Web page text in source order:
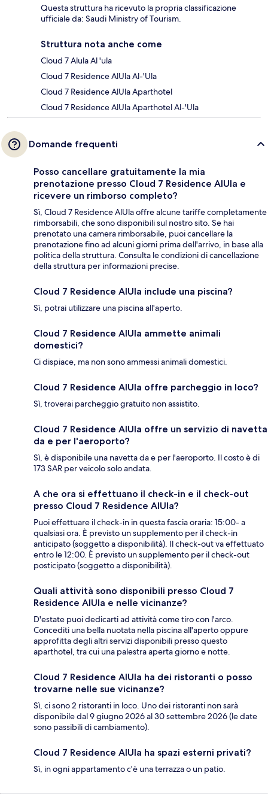
Questa struttura ha ricevuto la propria classificazione
ufficiale da: Saudi Ministry of Tourism.
Struttura nota anche come
Cloud 7 Alula Al 'ula
Cloud 7 Residence AlUla Al-'Ula
Cloud 7 Residence AlUla Aparthotel
Cloud 7 Residence AlUla Aparthotel Al-'Ula
Domande frequenti
Posso cancellare gratuitamente la mia
prenotazione presso Cloud 7 Residence AlUla e
ricevere un rimborso completo?
Sì, Cloud 7 Residence AlUla offre alcune tariffe completamente
rimborsabili, che sono disponibili sul nostro sito. Se hai
prenotato una camera rimborsabile, puoi cancellare la
prenotazione fino ad alcuni giorni prima dell'arrivo, in base alla
politica della struttura. Consulta le condizioni di cancellazione
della struttura per informazioni precise.
Cloud 7 Residence AlUla include una piscina?
Sì, potrai utilizzare una piscina all'aperto.
Cloud 7 Residence AlUla ammette animali
domestici?
Ci dispiace, ma non sono ammessi animali domestici.
Cloud 7 Residence AlUla offre parcheggio in loco?
Sì, troverai parcheggio gratuito non assistito.
Cloud 7 Residence AlUla offre un servizio di navetta
da e per l'aeroporto?
Sì, è disponibile una navetta da e per l'aeroporto. Il costo è di
173 SAR per veicolo solo andata.
A che ora si effettuano il check-in e il check-out
presso Cloud 7 Residence AlUla?
Puoi effettuare il check-in in questa fascia oraria: 15:00- a
qualsiasi ora. È previsto un supplemento per il check-in
anticipato (soggetto a disponibilità). Il check-out va effettuato
entro le 12:00. È previsto un supplemento per il check-out
posticipato (soggetto a disponibilità).
Quali attività sono disponibili presso Cloud 7
Residence AlUla e nelle vicinanze?
D'estate puoi dedicarti ad attività come tiro con l'arco.
Concediti una bella nuotata nella piscina all'aperto oppure
approfitta degli altri servizi disponibili presso questo
aparthotel, tra cui una palestra aperta giorno e notte.
Cloud 7 Residence AlUla ha dei ristoranti o posso
trovarne nelle sue vicinanze?
Sì, ci sono 2 ristoranti in loco. Uno dei ristoranti non sarà
disponibile dal 9 giugno 2026 al 30 settembre 2026 (le date
sono passibili di cambiamento).
Cloud 7 Residence AlUla ha spazi esterni privati?
Sì, in ogni appartamento c'è una terrazza o un patio.